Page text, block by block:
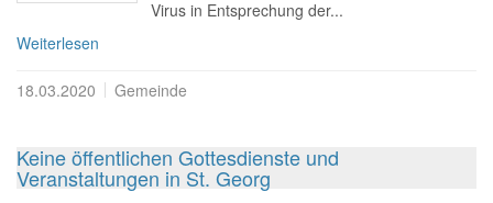
Virus in Entsprechung der...
Weiterlesen
18.03.2020 Gemeinde
Keine öffentlichen Gottesdienste und
Veranstaltungen in St. Georg